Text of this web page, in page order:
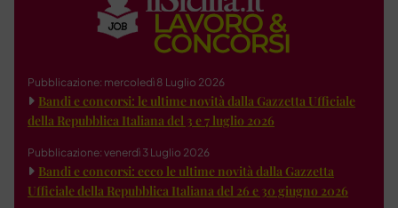
Pubblicazione: mercoledì 8 Luglio 2026
Bandi e concorsi: le ultime novità dalla Gazzetta Ufficiale
della Repubblica Italiana del 3 e 7 luglio 2026
Pubblicazione: venerdì 3 Luglio 2026
Bandi e concorsi: ecco le ultime novità dalla Gazzetta
Ufficiale della Repubblica Italiana del 26 e 30 giugno 2026